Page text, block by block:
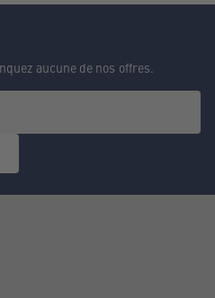
aucune de nos offres.